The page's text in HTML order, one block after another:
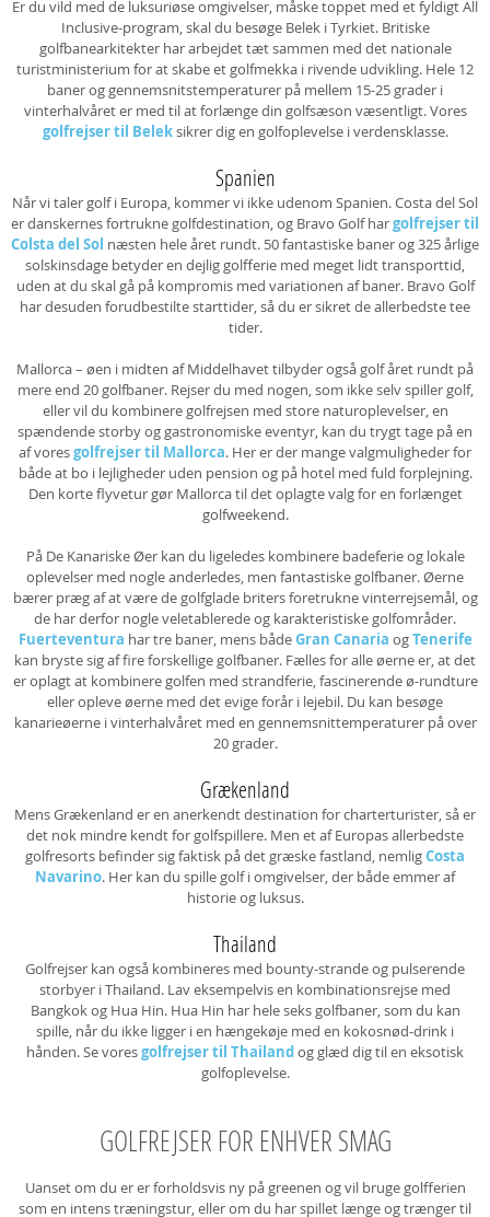
Er du vild med de luksuriøse omgivelser, måske toppet med et fyldigt All
Inclusive-program, skal du besøge Belek i Tyrkiet. Britiske
golfbanearkitekter har arbejdet tæt sammen med det nationale
turistministerium for at skabe et golfmekka i rivende udvikling. Hele 12
baner og gennemsnitstemperaturer på mellem 15-25 grader i
vinterhalvåret er med til at forlænge din golfsæson væsentligt. Vores
golfrejser til Beleksikrer dig en golfoplevelse i verdensklasse.
Spanien
Når vi taler golf i Europa, kommer vi ikke udenom Spanien. Costa del Sol
er danskernes fortrukne golfdestination, og Bravo Golf hargolfrejser til
Colsta del Sol næsten hele året rundt. 50 fantastiske baner og 325 årlige
solskinsdage betyder en dejlig golfferie med meget lidt transporttid,
uden at du skal gå på kompromis med variationen af baner. Bravo Golf
har desuden forudbestilte starttider, så du er sikret de allerbedste tee
tider.
Mallorca – øen i midten af Middelhavet tilbyder også golf året rundt på
mere end 20 golfbaner. Rejser du med nogen, som ikke selv spiller golf,
eller vil du kombinere golfrejsen med store naturoplevelser, en
spændende storby og gastronomiske eventyr, kan du trygt tage på en
af voresgolfrejser til Mallorca. Her er der mange valgmuligheder for
både at bo i lejligheder uden pension og på hotel med fuld forplejning.
Den korte flyvetur gør Mallorca til det oplagte valg for en forlænget
golfweekend.
På De Kanariske Øer kan du ligeledes kombinere badeferie og lokale
oplevelser med nogle anderledes, men fantastiske golfbaner. Øerne
bærer præg af at være de golfglade briters foretrukne vinterrejsemål, og
de har derfor nogle veletablerede og karakteristiske golfområder.
Fuerteventura har tre baner, mens bådeGran Canaria ogTenerife
kan bryste sig af fire forskellige golfbaner. Fælles for alle øerne er, at det
er oplagt at kombinere golfen med strandferie, fascinerende ø-rundture
eller opleve øerne med det evige forår i lejebil. Du kan besøge
kanarieøerne i vinterhalvåret med en gennemsnittemperaturer på over
20 grader.
Grækenland
Mens Grækenland er en anerkendt destination for charterturister, så er
det nok mindre kendt for golfspillere. Men et af Europas allerbedste
golfresorts befinder sig faktisk på det græske fastland, nemligCosta
Navarino. Her kan du spille golf i omgivelser, der både emmer af
historie og luksus.
Thailand
Golfrejser kan også kombineres med bounty-strande og pulserende
storbyer i Thailand. Lav eksempelvis en kombinationsrejse med
Bangkok og Hua Hin. Hua Hin har hele seks golfbaner, som du kan
spille, når du ikke ligger i en hængekøje med en kokosnød-drink i
hånden. Se voresgolfrejser til Thailandog glæd dig til en eksotisk
golfoplevelse.
GOLFREJSER FOR ENHVER SMAG
Uanset om du er er forholdsvis ny på greenen og vil bruge golfferien
som en intens træningstur, eller om du har spillet længe og trænger til